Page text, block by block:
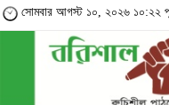
সোমবার আগস্ট ১০, ২০২৬ ১০:২২